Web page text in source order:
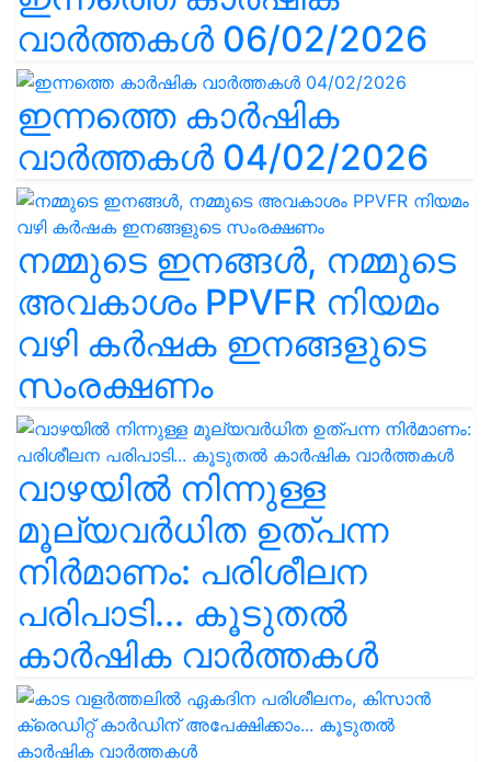
വാർത്തകൾ 06/02/2026
ഇന്നത്തെ കാർഷിക
വാർത്തകൾ 04/02/2026
നമ്മുടെ ഇനങ്ങൾ, നമ്മുടെ
അവകാശം PPVFR നിയമം
വഴി കർഷക ഇനങ്ങളുടെ
സംരക്ഷണം
വാഴയിൽ നിന്നുള്ള
മൂല്യവർധിത ഉത്പന്ന
നിർമാണം: പരിശീലന
പരിപാടി... കൂടുതൽ
കാർഷിക വാർത്തകൾ